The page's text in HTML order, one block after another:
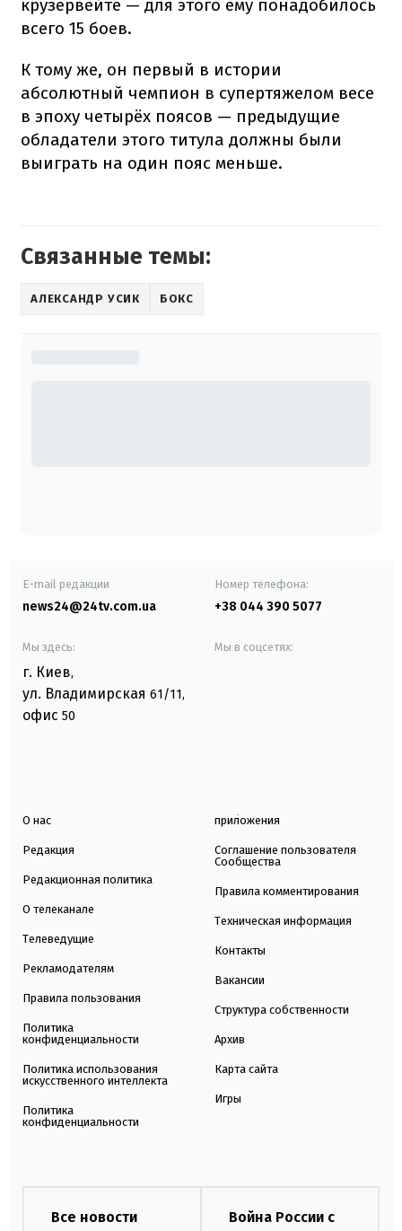
крузервейте — для этого ему понадобилось
всего 15 боев.
К тому же, он первый в истории
абсолютный чемпион в супертяжелом весе
в эпоху четырёх поясов — предыдущие
обладатели этого титула должны были
выиграть на один пояс меньше.
Связанные темы:
АЛЕКСАНДР УСИК БОКС
E-mail редакции
news24@24tv.com.ua
Номер телефона:
+38 044 390 5077
Мы здесь:
г. Киев,
ул. Владимирская 61/11,
офис 50
Мы в соцсетях:
О нас
Редакция
Редакционная политика
О телеканале
Телеведущие
Рекламодателям
Правила пользования
Политика
конфиденциальности
Политика использования
искусственного интеллекта
Политика
конфиденциальности
приложения
Соглашение пользователя
Сообщества
Правила комментирования
Техническая информация
Контакты
Вакансии
Структура собственности
Архив
Карта сайта
Игры
Все новости
Война России с